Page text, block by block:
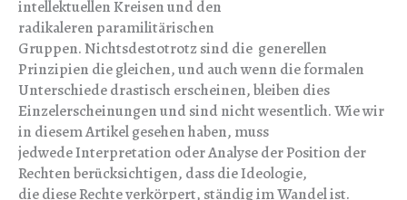
intellektuellen Kreisen und den
radikaleren paramilitärischen
Gruppen. Nichtsdestotrotz sind die generellen
Prinzipien die gleichen, und auch wenn die formalen
Unterschiede drastisch erscheinen, bleiben dies
Einzelerscheinungen und sind nicht wesentlich. Wie wir
in diesem Artikel gesehen haben, muss
jedwede Interpretation oder Analyse der Position der
Rechten berücksichtigen, dass die Ideologie,
die diese Rechte verkörpert, ständig im Wandel ist.